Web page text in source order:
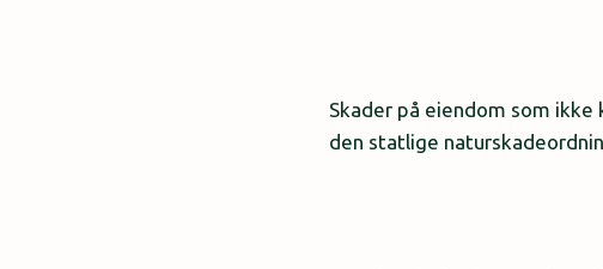
Skader på eiendom som
den statlige